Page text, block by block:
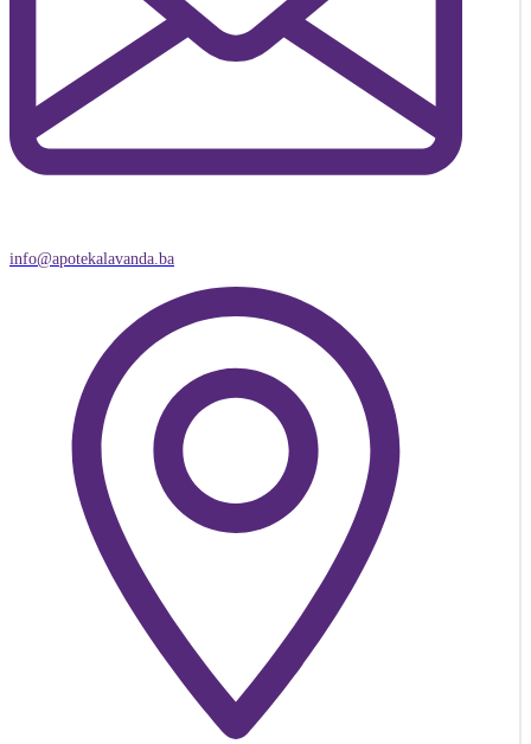
info@apotekalavanda.ba